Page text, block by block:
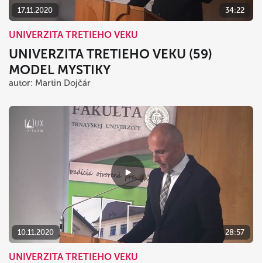
17.11.2020 34:22
UNIVERZITA TRETIEHO VEKU
UNIVERZITA TRETIEHO VEKU (59)
MODEL MYSTIKY
autor: Martin Dojčár
10.11.2020 28:57
UNIVERZITA TRETIEHO VEKU